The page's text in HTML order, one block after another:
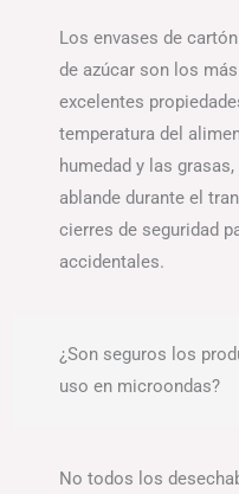
Los envases de
de azúcar son los
excelentes
temperatura del
humedad y las
ablande durante el
cierres de seguridad
accidentales.
¿Son seguros los
uso en microondas?
No todos los